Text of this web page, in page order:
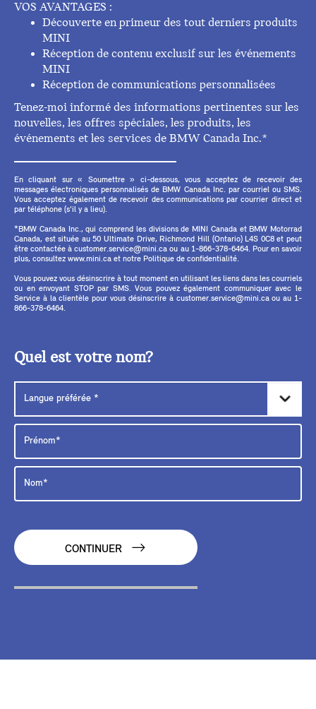
VOS AVANTAGES :
Découverte en primeur des tout derniers produits
MINI
Réception de contenu exclusif sur les événements
MINI
Réception de communications personnalisées
Tenez-moi informé des informations pertinentes sur les
nouvelles, les offres spéciales, les produits, les
événements et les services de BMW Canada Inc.*
En cliquant sur « Soumettre » ci-dessous, vous acceptez de recevoir des
messages électroniques personnalisés de BMW Canada Inc. par courriel ou SMS.
Vous acceptez également de recevoir des communications par courrier direct et
par téléphone (s'il y a lieu).
*BMW Canada Inc., qui comprend les divisions de MINI Canada et BMW Motorrad
Canada, est située au 50 Ultimate Drive, Richmond Hill (Ontario) L4S 0C8 et peut
être contactée à customer.service@mini.ca ou au 1-866-378-6464. Pour en savoir
plus, consultez www.mini.ca et notre Politique de confidentialité.
Vous pouvez vous désinscrire à tout moment en utilisant les liens dans les courriels
ou en envoyant STOP par SMS. Vous pouvez également communiquer avec le
Service à la clientèle pour vous désinscrire à customer.service@mini.ca ou au 1-
866-378-6464.
Quel est votre nom?
CONTINUER